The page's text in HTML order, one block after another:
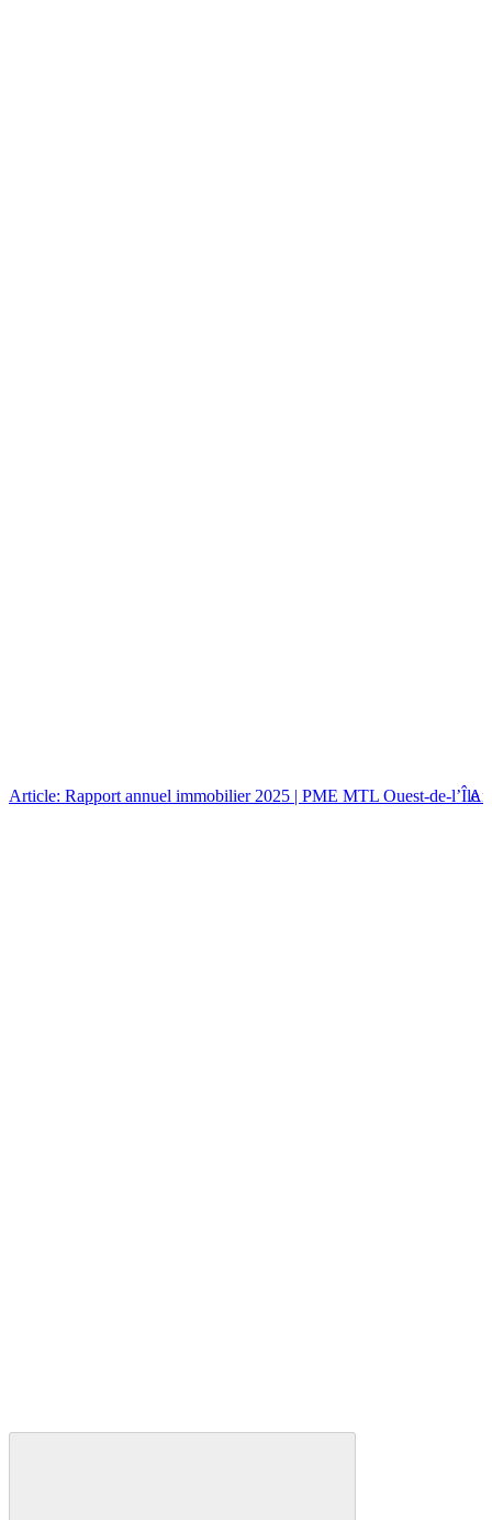
Article: Rapport annuel immobilier 2025 | PME MTL Ouest-de-l’Île